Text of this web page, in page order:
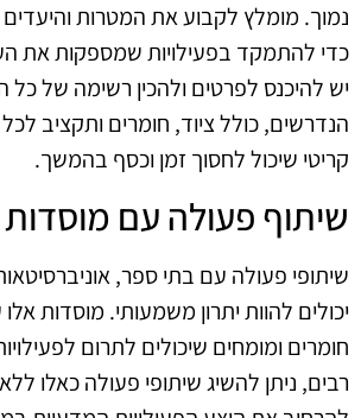
נמוך. מומלץ לקבוע את המטרות
כדי להתמקד בפעילויות שמספקות את
יש להיכנס לפרטים ולהכין רשימה של
הנדרשים, כולל ציוד, חומרים ותקציב
קריטי שיכול לחסוך זמן וכסף בהמשך.
שיתוף פעולה עם מוסדות
שיתופי פעולה עם בתי ספר,
יכולים להוות יתרון משמעותי. מוסדות
חומרים ומומחים שיכולים לתרום
רבים, ניתן להשיג שיתופי פעולה כאלו